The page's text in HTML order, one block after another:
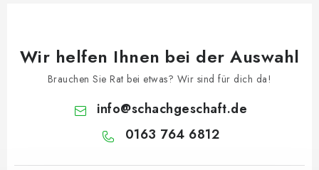
Wir helfen Ihnen bei der Auswahl
Brauchen Sie Rat bei etwas? Wir sind für dich da!
info@schachgeschaft.de
0163 764 6812